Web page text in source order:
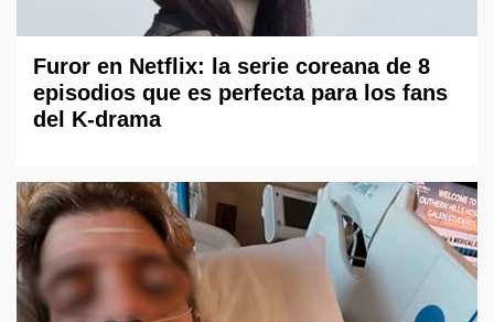
Furor en Netflix: la serie coreana de 8
episodios que es perfecta para los fans
del K-drama